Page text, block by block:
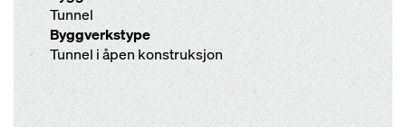
Tunnel
Byggverkstype
Tunnel i åpen konstruksjon